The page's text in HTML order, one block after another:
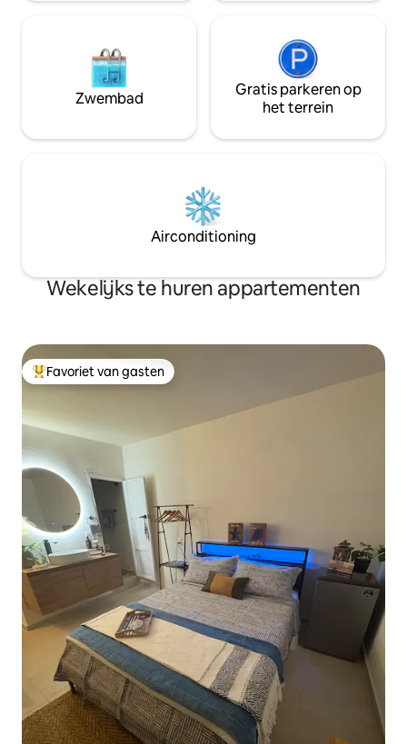
Zwembad
Gratis parkeren op
het terrein
Airconditioning
Wekelijks te huren appartementen
Topfavoriet van gasten
Favoriet van gasten